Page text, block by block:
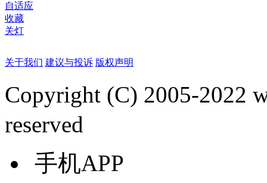
自适应
收藏
关灯
关于我们 建议与投诉 版权声明
Copyright (C) 2005-2022
reserved
手机APP